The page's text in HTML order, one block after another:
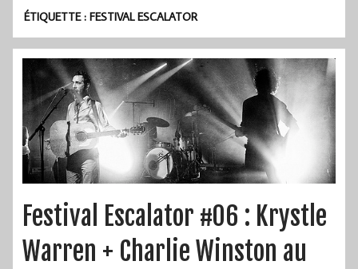
ÉTIQUETTE :FESTIVAL ESCALATOR
Festival Escalator #06 : Krystle
Warren + Charlie Winston au